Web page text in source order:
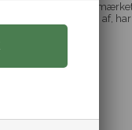
dannet grundlag for
kollektion bar præg af,